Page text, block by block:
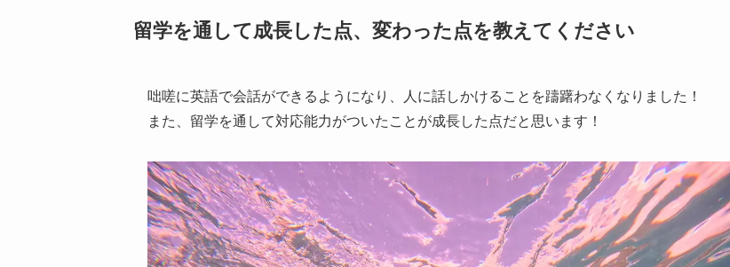
留学を通して成長した点、変わった点を教えてください
咄嗟に英語で会話ができるようになり、人に話しかけることを躊躇わなくなりました！
また、留学を通して対応能力がついたことが成長した点だと思います！